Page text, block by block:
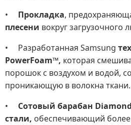
• Прокладка,
плесени вокруг загрузочного
• Разработанная Samsung
PowerFoam™, которая
порошок с воздухом и водой,
проникающую в волокна ткани.
• Сотовый барабан
стали, обеспечивающий